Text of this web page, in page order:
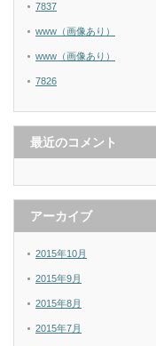
7837
www（画像あり）
www（画像あり）
7826
最近のコメント
アーカイブ
2015年10月
2015年9月
2015年8月
2015年7月